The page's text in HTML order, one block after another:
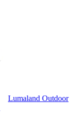
Lumaland Outdoor